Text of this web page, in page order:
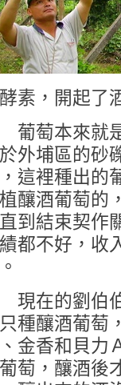
素，開起了
萄本來就是
外埔區的砂
這裡種出的
釀酒葡萄的
到結束契作
都不好，收
在的劉伯伯
種釀酒葡萄
金香和貝力
萄，釀酒後